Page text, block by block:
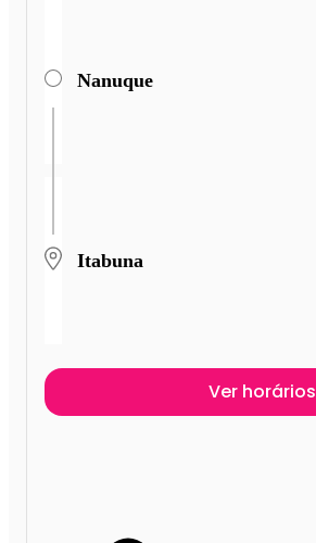
Nanuque
Itabuna
Ver horários